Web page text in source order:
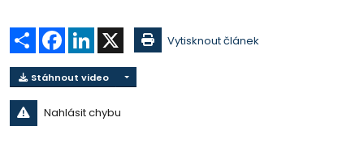
Sdílet Facebook
LinkedIn Vytisknout článek
Stáhnout video
Nahlásit chybu